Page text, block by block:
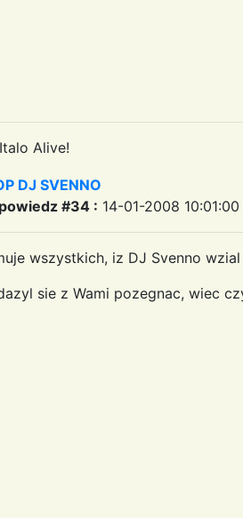
Alive!
DJ SVENNO
#34 : 14-01-2008 10:01:00
wszystkich, iz DJ Svenno
sie z Wami pozegnac, wiec